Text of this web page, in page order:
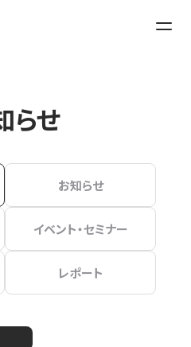
らせ
お知らせ
イベント・セミナー
レポート